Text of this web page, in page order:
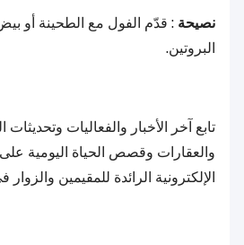
نصيحة : قدّم الفول مع الطحينة أو
البروتين.
تابع آخر الأخبار والفعاليات وتحديثات
والعقارات وقصص الحياة اليومية
الإلكترونية الرائدة للمقيمين